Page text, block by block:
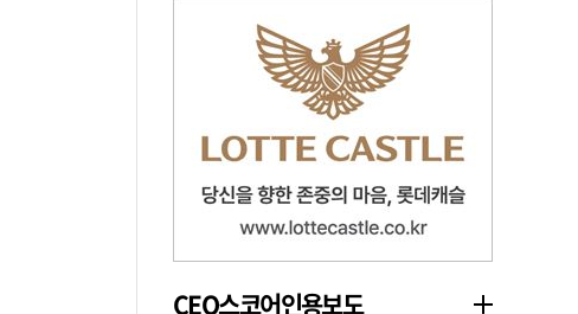
CEO스코어인용보도